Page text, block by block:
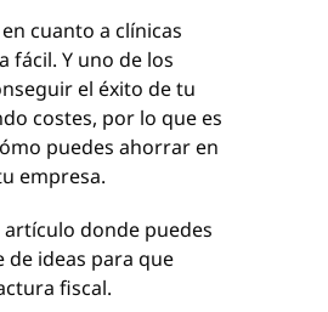
cuanto a clínicas
fácil. Y uno de los
el éxito de tu
costes, por lo que es
puedes ahorrar en
empresa.
donde puedes
ideas para que
fiscal.